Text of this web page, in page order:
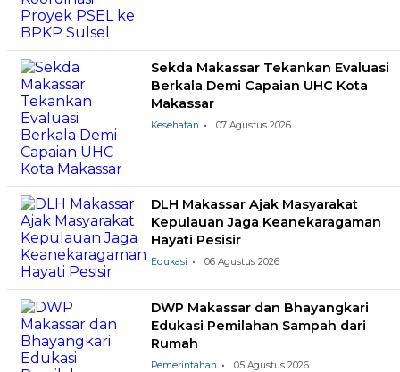
Sekda Makassar Tekankan Evaluasi
Berkala Demi Capaian UHC Kota
Makassar
Kesehatan 07 Agustus 2026
DLH Makassar Ajak Masyarakat
Kepulauan Jaga Keanekaragaman
Hayati Pesisir
Edukasi 06 Agustus 2026
DWP Makassar dan Bhayangkari
Edukasi Pemilahan Sampah dari
Rumah
Pemerintahan 05 Agustus 2026